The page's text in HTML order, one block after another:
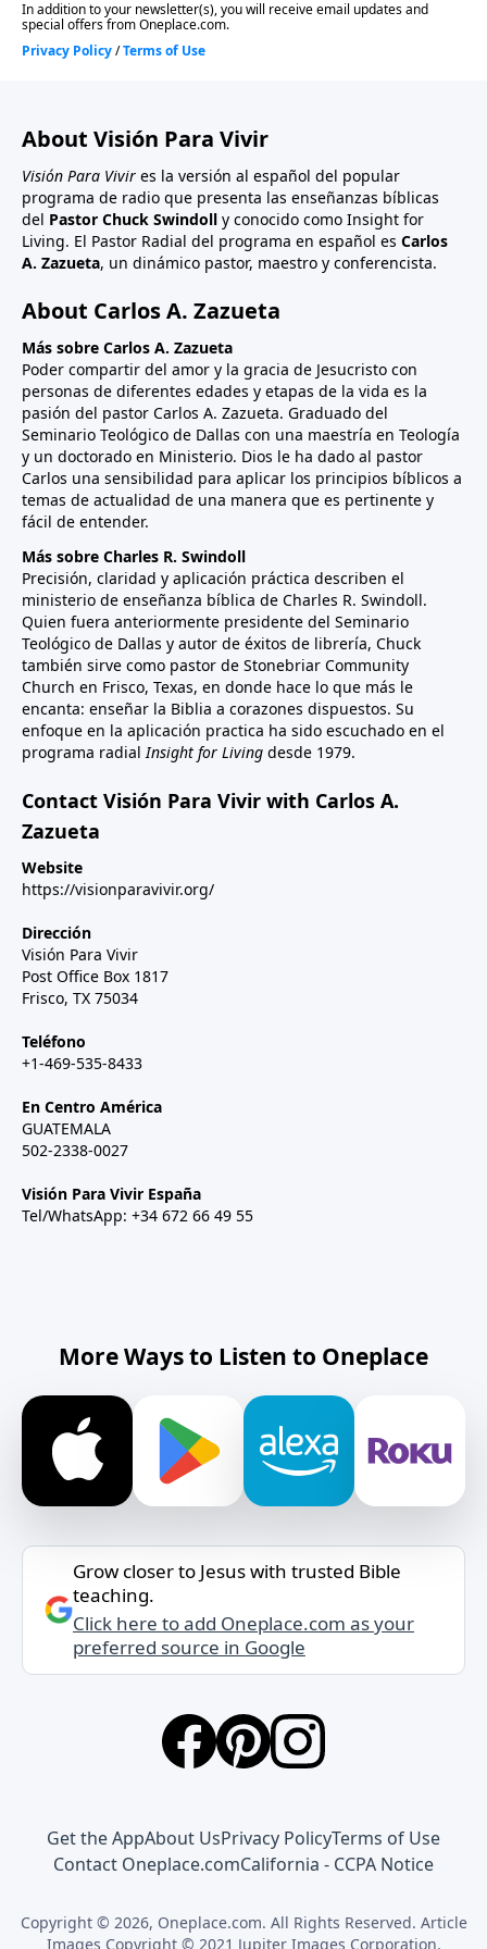
About Visión Para Vivir
Visión Para Vivir es la versión al español del popular
programa de radio que presenta las enseñanzas bíblicas
del Pastor Chuck Swindoll y conocido como Insight for
Living. El Pastor Radial del programa en español es Carlos
A. Zazueta, un dinámico pastor, maestro y conferencista.
About Carlos A. Zazueta
Más sobre Carlos A. Zazueta
Poder compartir del amor y la gracia de Jesucristo con
personas de diferentes edades y etapas de la vida es la
pasión del pastor Carlos A. Zazueta. Graduado del
Seminario Teológico de Dallas con una maestría en Teología
y un doctorado en Ministerio. Dios le ha dado al pastor
Carlos una sensibilidad para aplicar los principios bíblicos a
temas de actualidad de una manera que es pertinente y
fácil de entender.
Más sobre Charles R. Swindoll
Precisión, claridad y aplicación práctica describen el
ministerio de enseñanza bíblica de Charles R. Swindoll.
Quien fuera anteriormente presidente del Seminario
Teológico de Dallas y autor de éxitos de librería, Chuck
también sirve como pastor de Stonebriar Community
Church en Frisco, Texas, en donde hace lo que más le
encanta: enseñar la Biblia a corazones dispuestos. Su
enfoque en la aplicación practica ha sido escuchado en el
programa radial Insight for Living desde 1979.
Contact Visión Para Vivir with Carlos A.
Zazueta
Website
https://visionparavivir.org/
Dirección
Visión Para Vivir
Post Office Box 1817
Frisco, TX 75034
Teléfono
+1-469-535-8433
En Centro América
GUATEMALA
502-2338-0027
Visión Para Vivir España
Tel/WhatsApp: +34 672 66 49 55
More Ways to Listen to Oneplace
Grow closer to Jesus with trusted Bible
teaching.
Click here to add Oneplace.com as your
preferred source in Google
Get the AppAbout UsPrivacy PolicyTerms of Use
Contact Oneplace.comCalifornia - CCPA Notice
Copyright © 2026, Oneplace.com. All Rights Reserved. Article
Images Copyright © 2021 Jupiter Images Corporation.